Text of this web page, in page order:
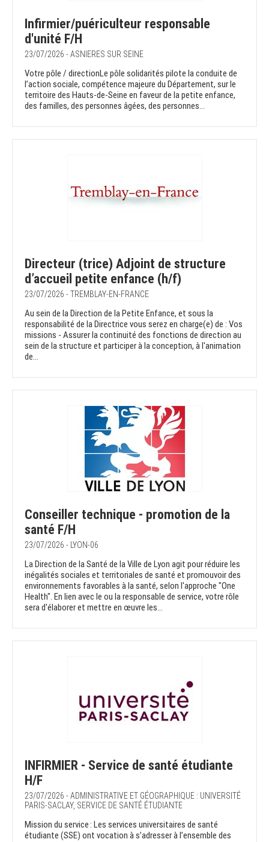
Infirmier/puériculteur responsable
d'unité F/H
23/07/2026 - ASNIERES SUR SEINE
Votre pôle / directionLe pôle solidarités pilote la conduite de
l’action sociale, compétence majeure du Département, sur le
territoire des Hauts-de-Seine en faveur de la petite enfance,
des familles, des personnes âgées, des personnes...
Directeur (trice) Adjoint de structure
d’accueil petite enfance (h/f)
23/07/2026 - TREMBLAY-EN-FRANCE
Au sein de la Direction de la Petite Enfance, et sous la
responsabilité de la Directrice vous serez en charge(e) de : Vos
missions - Assurer la continuité des fonctions de direction au
sein de la structure et participer à la conception, à l'animation
de...
Conseiller technique - promotion de la
santé F/H
23/07/2026 - LYON-06
La Direction de la Santé de la Ville de Lyon agit pour réduire les
inégalités sociales et territoriales de santé et promouvoir des
environnements favorables à la santé, selon l'approche "One
Health". En lien avec le ou la responsable de service, votre rôle
sera d'élaborer et mettre en œuvre les...
INFIRMIER - Service de santé étudiante
H/F
23/07/2026 - ADMINISTRATIVE ET GÉOGRAPHIQUE : UNIVERSITÉ
PARIS-SACLAY, SERVICE DE SANTÉ ÉTUDIANTE
Mission du service : Les services universitaires de santé
étudiante (SSE) ont vocation à s’adresser à l’ensemble des